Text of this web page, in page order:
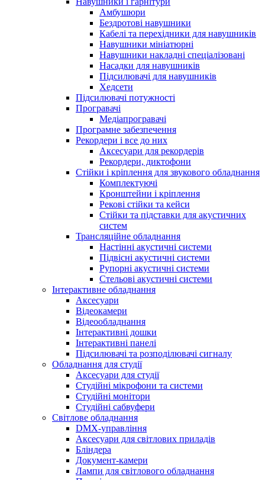
Амбушюри
Бездротові навушники
Кабелі та перехідники для навушників
Навушники мініатюрні
Навушники накладні спеціалізовані
Насадки для навушників
Підсилювачі для навушників
Хедсети
Підсилювачі потужності
Програвачі
Медіапрогравачі
Програмне забезпечення
Рекордери і все до них
Аксесуари для рекордерів
Рекордери, диктофони
Стійки і кріплення для звукового обладнання
Комплектуючі
Кронштейни і кріплення
Рекові стійки та кейси
Стійки та підставки для акустичних
систем
Трансляційне обладнання
Настінні акустичні системи
Підвісні акустичні системи
Рупорні акустичні системи
Стельові акустичні системи
Інтерактивне обладнання
Аксесуари
Відеокамери
Відеообладнання
Інтерактивні дошки
Інтерактивні панелі
Підсилювачі та розподілювачі сигналу
Обладнання для студії
Аксесуари для студії
Студійні мікрофони та системи
Студійні монітори
Студійні сабвуфери
Світлове обладнання
DMX-управління
Аксесуари для світлових приладів
Бліндера
Документ-камери
Лампи для світлового обладнання